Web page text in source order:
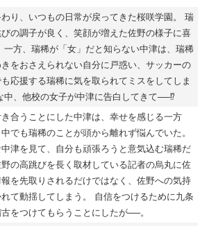
り、いつもの日常が戻ってきた桜咲学園。 瑞
の調子が良く、笑顔が増えた佐野の様子に喜
一方、瑞稀が「女」だと知らない中津は、瑞稀
をおさえられない自分に戸惑い、サッカーの
応援する瑞稀に気を取られてミスをしてしま
中、他校の女子が中津に告白してきて──⁉
き合うことにした中津は、幸せを感じる一方
でも瑞稀のことが頭から離れず悩んでいた。
津を見て、自分も頑張ろうと意気込む瑞稀だ
野の高跳びを長く取材している記者の烏丸に佐
を先取りされるだけではなく、佐野への気持
て動揺してしまう。 自信をつけるために九条
をつけてもらうことにしたが──。